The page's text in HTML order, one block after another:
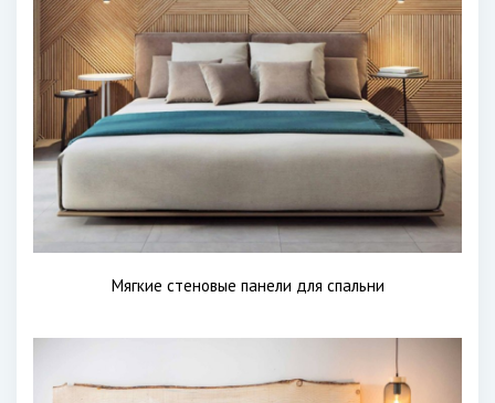
Мягкие стеновые панели для спальни